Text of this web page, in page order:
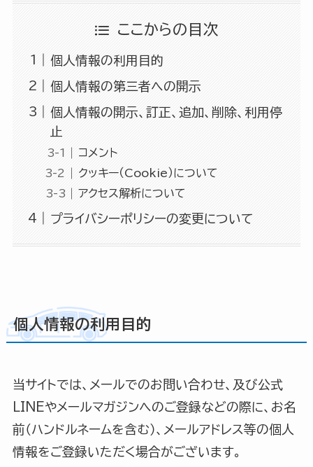
ここからの目次
個人情報の利用目的
個人情報の第三者への開示
個人情報の開示、訂正、追加、削除、利用停
止
コメント
クッキー（Cookie）について
アクセス解析について
プライバシーポリシーの変更について
個人情報の利用目的
当サイトでは、メールでのお問い合わせ、及び公式
LINEやメールマガジンへのご登録などの際に、お名
前（ハンドルネームを含む）、メールアドレス等の個人
情報をご登録いただく場合がございます。